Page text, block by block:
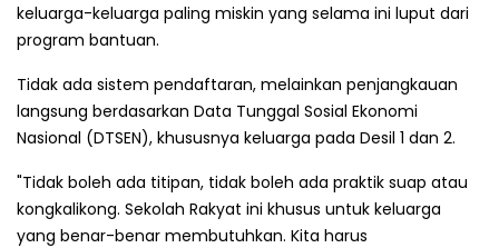
keluarga-keluarga paling miskin yang selama ini luput dari
program bantuan.
Tidak ada sistem pendaftaran, melainkan penjangkauan
langsung berdasarkan Data Tunggal Sosial Ekonomi
Nasional (DTSEN), khususnya keluarga pada Desil 1 dan 2.
"Tidak boleh ada titipan, tidak boleh ada praktik suap atau
kongkalikong. Sekolah Rakyat ini khusus untuk keluarga
yang benar-benar membutuhkan. Kita harus